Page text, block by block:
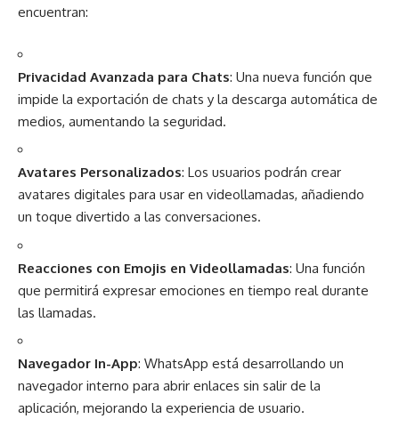
encuentran:
Privacidad Avanzada para Chats: Una nueva función que
impide la exportación de chats y la descarga automática de
medios, aumentando la seguridad.
Avatares Personalizados: Los usuarios podrán crear
avatares digitales para usar en videollamadas, añadiendo
un toque divertido a las conversaciones.
Reacciones con Emojis en Videollamadas: Una función
que permitirá expresar emociones en tiempo real durante
las llamadas.
Navegador In-App: WhatsApp está desarrollando un
navegador interno para abrir enlaces sin salir de la
aplicación, mejorando la experiencia de usuario.